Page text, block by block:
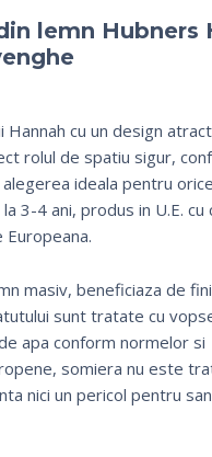
lemn Hubners
Hannah cu un design
rolul de spatiu sigur,
ideala pentru
3-4 ani, produs in U.E.
masiv, beneficiaza de
sunt tratate cu
apa conform normelor si
somiera nu este
nici un pericol pentru